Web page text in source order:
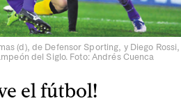
(d), de Defensor Sporting, y Diego Rossi,
del Siglo. Foto: Andrés Cuenca
el fútbol!